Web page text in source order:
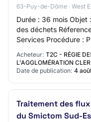
63-Puy-de-Dôme · West
Durée : 36 mois
des déchets
Services Procédure :
Technique d'achat :
Acheteur: T2C - RÉGIE
L'AGGLOMÉRATION
Date de publication: 4
Traitement des
du Smictom Sud-